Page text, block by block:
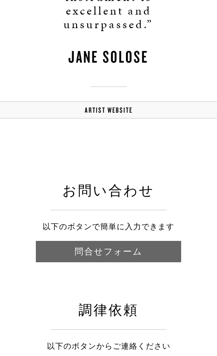
excellent and
unsurpassed.”
JANE SOLOSE
ARTIST WEBSITE
お問い合わせ
以下のボタンで簡単に入力できます
問合せフォーム
調律依頼
以下のボタンからご連絡ください